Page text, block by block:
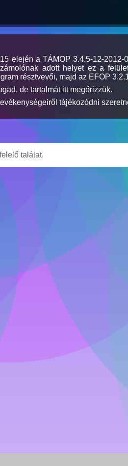
elején a TÁMOP 3.4.5-12-
adott helyet ez a
résztvevői, majd az EFOP
de tartalmát itt megőrizzük.
tájékozódni
találat.